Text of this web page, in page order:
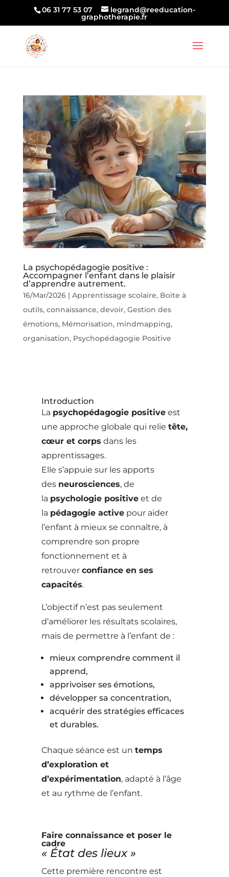
06 31 77 53 07 legrand@reeducation-
graphotherapie.fr
La psychopédagogie positive :
Accompagner l’enfant dans le plaisir
d’apprendre autrement.
16/Mar/2026| Apprentissage scolaire, Boite à
outils, connaissance, devoir, Gestion des
émotions, Mémorisation, mindmapping,
organisation, Psychopédagogie Positive
Introduction
La psychopédagogie positive est
une approche globale qui relie tête,
cœur et corps dans les
apprentissages.
Elle s’appuie sur les apports
des neurosciences, de
la psychologie positive et de
la pédagogie active pour aider
l’enfant à mieux se connaître, à
comprendre son propre
fonctionnement et à
retrouver confiance en ses
capacités.
L’objectif n’est pas seulement
d’améliorer les résultats scolaires,
mais de permettre à l’enfant de :
mieux comprendre comment il
apprend,
apprivoiser ses émotions,
développer sa concentration,
acquérir des stratégies efficaces
et durables.
Chaque séance est un temps
d’exploration et
d’expérimentation, adapté à l’âge
et au rythme de l’enfant.
Faire connaissance et poser le
cadre
« État des lieux »
Cette première rencontre est